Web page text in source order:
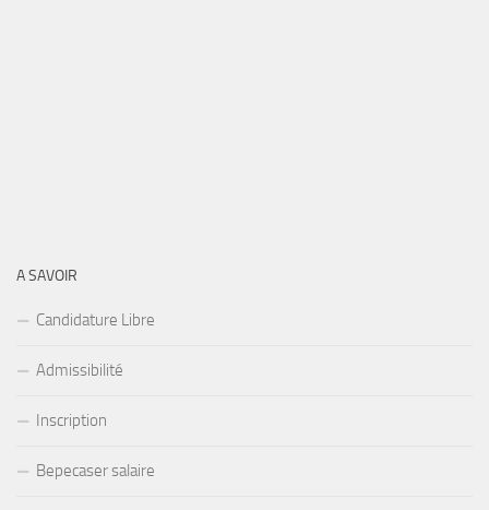
A SAVOIR
Candidature Libre
Admissibilité
Inscription
Bepecaser salaire